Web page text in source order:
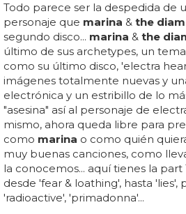
Todo parece ser la despedida de
personaje que marina & the
segundo disco... marina & the
último de sus archetypes, un
como su último disco, 'electra
imágenes totalmente nuevas y
electrónica y un estribillo de lo
"asesina" así al personaje de
mismo, ahora queda libre para
como marina o como quién
muy buenas canciones, como
la conocemos... aquí tienes la part
desde 'fear & loathing', hasta 'lies',
'radioactive', 'primadonna'...